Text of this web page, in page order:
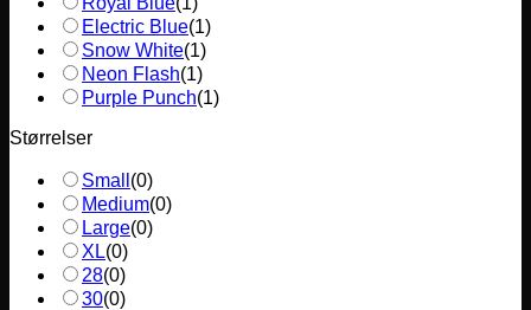
Electric Blue(1)
Snow White(1)
Neon Flash(1)
Purple Punch(1)
Størrelser
Small (0)
Medium(0)
Large(0)
XL(0)
28(0)
30(0)